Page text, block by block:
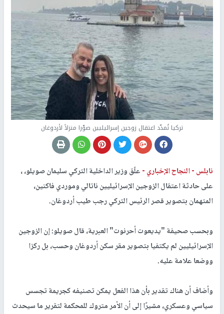
تركيا تُمدّد اعتقال زوجين إسرائيليين صوّرا منزلاً لأردوغان
نابلس -النجاح الإخباري -علّق وزير الداخلية التركي سليمان صويلو، ،
على حادثة اعتقال الزوجين الإسرائيليين ناتالي وموردي فاكنين،
المتهمان بتصوير قصر الرئيس التركي رجب طيب أردوغان.
وبحسب صحيفة "يديعوت أحرنوت" العبرية، قال صويلو: إن الزوجين
الإسرائيليين لم يكتفيا بتصوير مقر سكن أردوغان وحسب، بل ركزا
ووضعا علامة عليه.
وأضاف أن هناك تقدير بأن هذا الفعل يمكن تصنيفه كجريمة تجسس
سياسي وعسكري، مشيرًا إلى أن الأمر متروك للمحكمة لتقرير ما سيحدث